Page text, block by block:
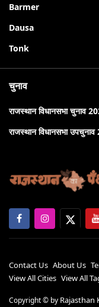
Barmer
Dausa
Tonk
चुनाव
राजस्थान विधानसभा चुनाव
राजस्थान विधानसभा
Contact Us About Us
View All Cities View All
Copyright © by Rajasthan